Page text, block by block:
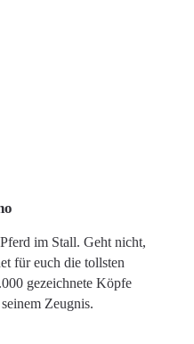
im Stall. Geht nicht,
für euch die tollsten
gezeichnete Köpfe
Zeugnis.